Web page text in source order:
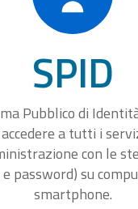
SPID
Pubblico di
a tutti i
con le
password) su
smartphone.